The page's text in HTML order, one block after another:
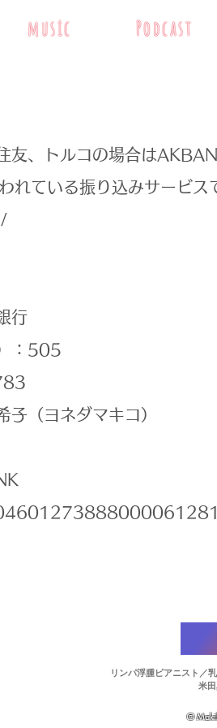
music Podcast
友、トルコの場合は
れている振り込みサービス
行
：505
子（ヨネダマキコ）
リンパ浮腫ピアニスト／
米
©